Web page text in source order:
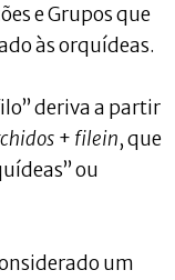
e Grupos que
às orquídeas.
deriva a partir
+ filein, que
ou
um